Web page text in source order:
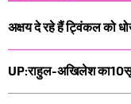
अक्षय दे रहे हैं ट्विंकल को
UP:राहुल-अखिलेश